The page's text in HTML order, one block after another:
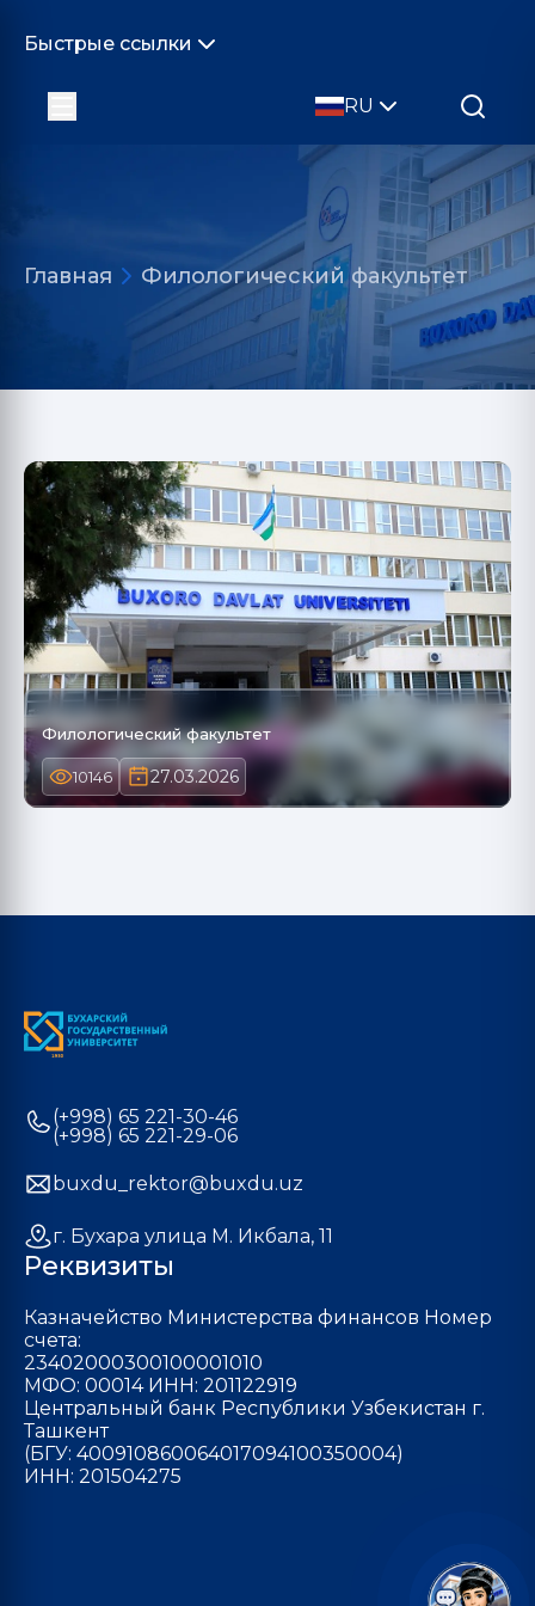
Быстрые ссылки
RU
Главная Филологический факультет
Филологический факультет
10146 27.03.2026
(+998) 65 221-30-46
(+998) 65 221-29-06
buxdu_rektor@buxdu.uz
г. Бухара улица М. Икбала, 11
Реквизиты
Казначейство Министерства финансов Номер
счета:
23402000300100001010
МФО: 00014 ИНН: 201122919
Центральный банк Республики Узбекистан г.
Ташкент
(БГУ: 400910860064017094100350004)
ИНН: 201504275